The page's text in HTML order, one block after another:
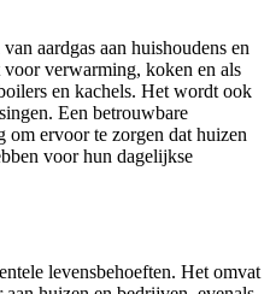
aardgas aan huishoudens en
verwarming, koken en als
en kachels. Het wordt ook
Een betrouwbare
om ervoor te zorgen dat huizen
voor hun dagelijkse
levensbehoeften. Het omvat